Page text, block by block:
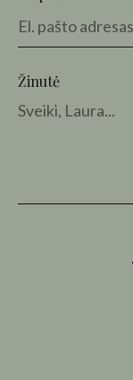
Žinutė